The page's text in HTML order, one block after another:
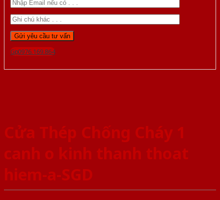
Gọi 0976.169.864
Cửa Thép Chống Cháy 1
canh o kinh thanh thoat
hiem-a-SGD